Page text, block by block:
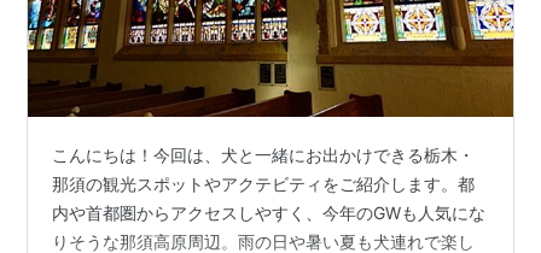
こんにちは！今回は、犬と一緒にお出かけできる栃木・
那須の観光スポットやアクテビティをご紹介します。都
内や首都圏からアクセスしやすく、今年のGWも人気にな
りそうな那須高原周辺。雨の日や暑い夏も犬連れで楽し